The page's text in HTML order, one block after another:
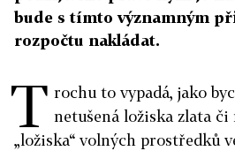
bude s tímto významným
rozpočtu nakládat.
T rochu to vypadá, jako
netušená ložiska zlata
„ložiska“ volných prostředků